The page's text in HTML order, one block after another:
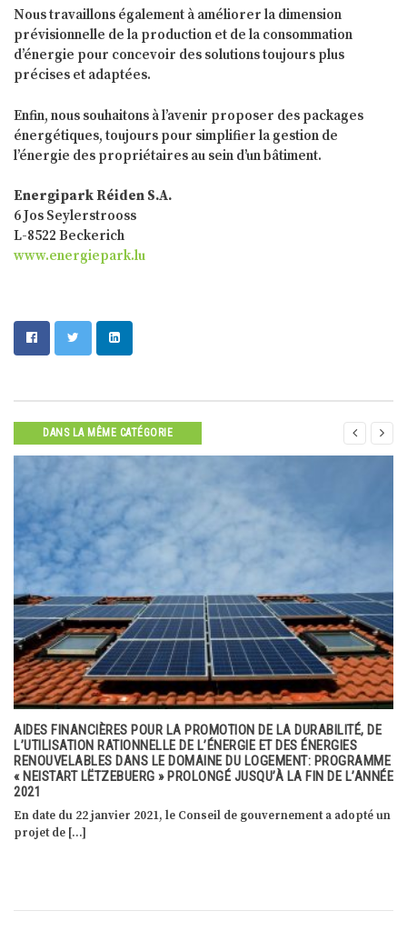
Nous travaillons également à améliorer la dimension
prévisionnelle de la production et de la consommation
d’énergie pour concevoir des solutions toujours plus
précises et adaptées.
Enfin, nous souhaitons à l’avenir proposer des packages
énergétiques, toujours pour simplifier la gestion de
l’énergie des propriétaires au sein d’un bâtiment.
Energipark Réiden S.A.
6 Jos Seylerstrooss
L-8522 Beckerich
www.energiepark.lu
DANS LA MÊME CATÉGORIE
AIDES FINANCIÈRES POUR LA PROMOTION DE LA DURABILITÉ, DE
L’UTILISATION RATIONNELLE DE L’ÉNERGIE ET DES ÉNERGIES
RENOUVELABLES DANS LE DOMAINE DU LOGEMENT: PROGRAMME
« NEISTART LËTZEBUERG » PROLONGÉ JUSQU’À LA FIN DE L’ANNÉE
2021
En date du 22 janvier 2021, le Conseil de gouvernement a adopté un
projet de […]
 